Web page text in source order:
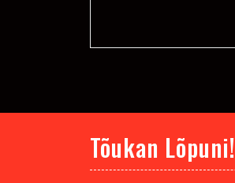
Tõukan Lõpuni!